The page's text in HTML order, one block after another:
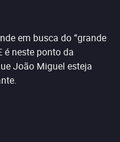
em busca do “grande
é neste ponto da
João Miguel esteja